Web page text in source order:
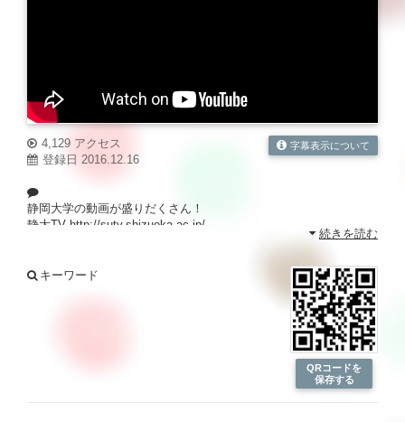
4,129 アクセス
登録日 2016.12.16
字幕表示について
静岡大学の動画が盛りだくさん！
静大TV http://sutv.shizuoka.ac.jp/
続きを読む
キーワード
QRコードを
保存する